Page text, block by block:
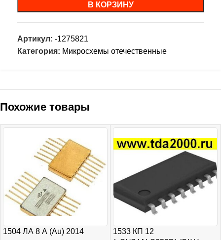
В КОРЗИНУ
Артикул: -1275821
Категория: Микросхемы отечественные
Похожие товары
1504 ЛА 8 А (Au) 2014
1533 КП 12